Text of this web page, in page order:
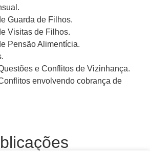
Guarda de Filhos.
Visitas de Filhos.
Pensão Alimentícia.
e Conflitos de Vizinhança.
envolvendo cobrança de